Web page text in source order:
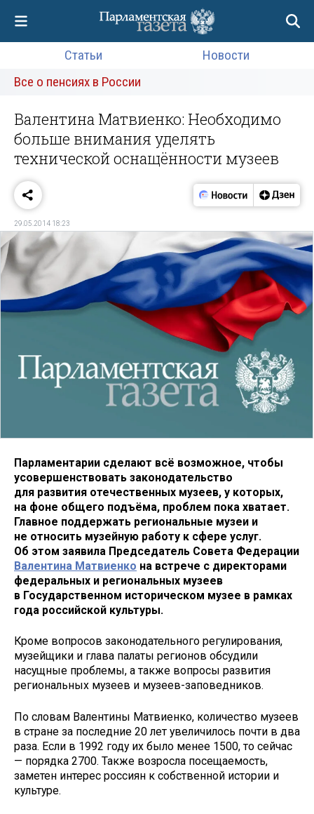
Статьи
Новости
Все о пенсиях в России
Валентина Матвиенко: Необходимо
больше внимания уделять
технической оснащённости музеев
29.05.2014 18:23
Парламентарии сделают всё возможное, чтобы
усовершенствовать законодательство
для развития отечественных музеев, у которых,
на фоне общего подъёма, проблем пока хватает.
Главное поддержать региональные музеи и
не относить музейную работу к сфере услуг.
Об этом заявила Председатель Совета Федерации
Валентина Матвиенко на встрече с директорами
федеральных и региональных музеев
в Государственном историческом музее в рамках
года российской культуры.
Кроме вопросов законодательного регулирования,
музейщики и глава палаты регионов обсудили
насущные проблемы, а также вопросы развития
региональных музеев и музеев-заповедников.
По словам Валентины Матвиенко, количество музеев
в стране за последние 20 лет увеличилось почти в два
раза. Если в 1992 году их было менее 1500, то сейчас
— порядка 2700. Также возросла посещаемость,
заметен интерес россиян к собственной истории и
культуре.